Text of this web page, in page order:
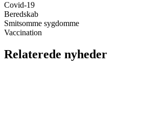
Covid-19
Beredskab
Smitsomme sygdomme
Vaccination
Relaterede nyheder